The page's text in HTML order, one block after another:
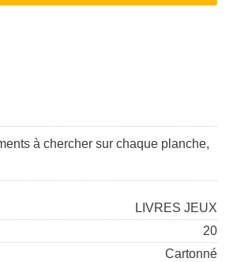
à chercher sur chaque planche,
LIVRES JEUX
20
Cartonné